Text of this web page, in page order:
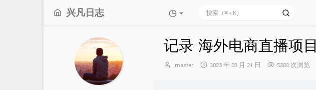
兴凡日志
记录-海外电商直播项目
博
master
发
2023 年 03 月 21 日 5388 次浏览